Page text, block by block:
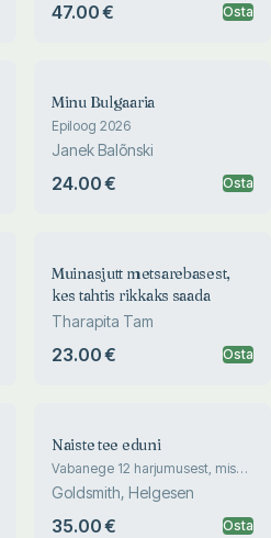
47.00 € Osta
Minu Bulgaaria
Epiloog 2026
Janek Balõnski
24.00 € Osta
Muinasjutt metsarebasest,
kes tahtis rikkaks saada
Tharapita Tam
23.00 € Osta
Naiste tee eduni
Vabanege 12 harjumusest, mis
takistavad teil kõrgemale
pürgimast
Goldsmith, Helgesen
35.00 € Osta